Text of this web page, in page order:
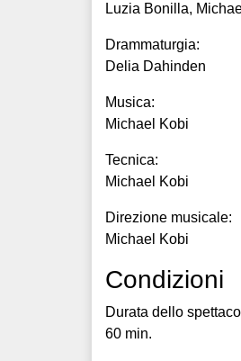
Luzia Bonilla,
Drammaturgia:
Delia Dahinden
Musica:
Michael Kobi
Tecnica:
Michael Kobi
Direzione musicale:
Michael Kobi
Condizioni
Durata dello
60 min.